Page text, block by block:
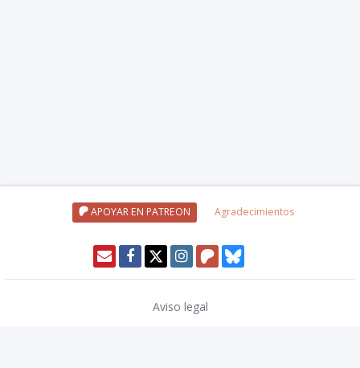
APOYAR EN PATREON Agradecimientos
Aviso legal